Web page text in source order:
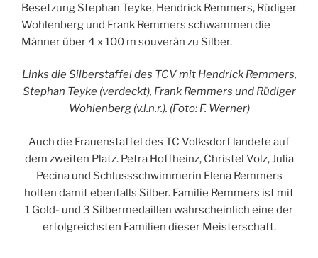
Besetzung Stephan Teyke, Hendrick Remmers, Rüdiger
Wohlenberg und Frank Remmers schwammen die
Männer über 4 x 100 m souverän zu Silber.
Links die Silberstaffel des TCV mit Hendrick Remmers,
Stephan Teyke (verdeckt), Frank Remmers und Rüdiger
Wohlenberg (v.l.n.r.). (Foto: F. Werner)
Auch die Frauenstaffel des TC Volksdorf landete auf
dem zweiten Platz. Petra Hoffheinz, Christel Volz, Julia
Pecina und Schlussschwimmerin Elena Remmers
holten damit ebenfalls Silber. Familie Remmers ist mit
1 Gold- und 3 Silbermedaillen wahrscheinlich eine der
erfolgreichsten Familien dieser Meisterschaft.